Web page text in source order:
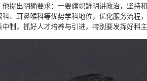
提出明确要求：一要旗帜鲜明讲政治，坚持
、耳鼻喉科等优势学科地位，优化服务流程
制，抓好人才培养与引进，特别要发挥好科